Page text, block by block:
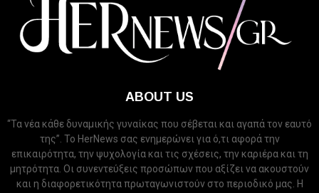
ABOUT US
“Τα νέα κάθε δυναμικής γυναίκας που σέβεται και αγαπά τον εαυτό
της”. Το HerNews σας ενημερώνει για ό,τι αφορά την
επικαιρότητα, την ψυχολογία και τις σχέσεις, την καριέρα και τη
μητρότητα. Οι συνεντεύξεις προσώπων που αξίζει να ακουστούν
και η διαφορετικότητα πρωταγωνιστούν στο περιοδικό μας. Η